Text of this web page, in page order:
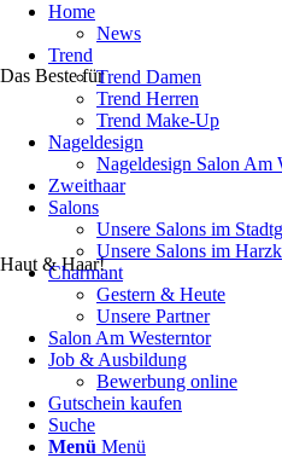
Das Beste für
Haut & Haar!
Home
News
Trend
Trend Damen
Trend Herren
Trend Make-Up
Nageldesign
Nageldesign Salon Am
Zweithaar
Salons
Unsere Salons im
Unsere Salons im
Charmant
Gestern & Heute
Unsere Partner
Salon Am Westerntor
Job & Ausbildung
Bewerbung online
Gutschein kaufen
Suche
Menü Menü